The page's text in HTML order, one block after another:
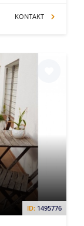
KONTAKT
ID: 1495776